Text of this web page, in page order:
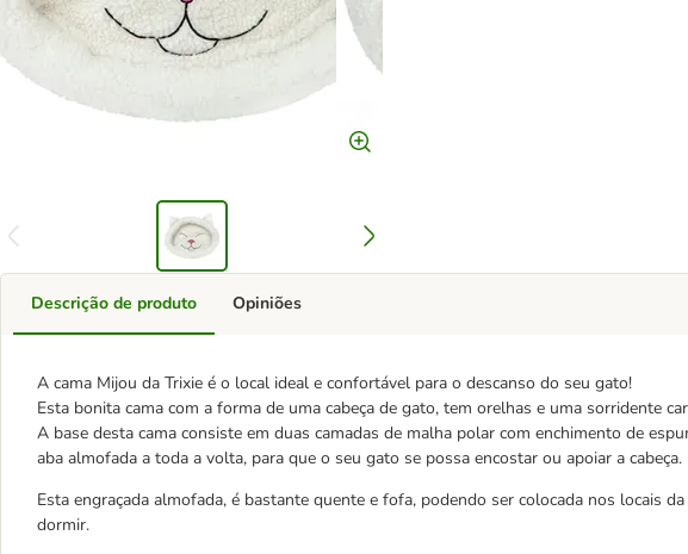
Descrição de produto
A cama Mijou da Trixie é o local ideal e confortável para o descanso do seu gato!
Esta bonita cama com a forma de uma cabeça de gato, tem orelhas e uma sorridente
A base desta cama consiste em duas camadas de malha polar com enchimento de
aba almofada a toda a volta, para que o seu gato se possa encostar ou apoiar a cabeça.
Esta engraçada almofada, é bastante quente e fofa, podendo ser colocada nos locais
dormir.
Opiniões